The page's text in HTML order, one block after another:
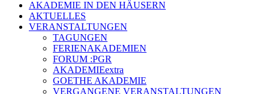
AKADEMIE IN DEN HÄUSERN
AKTUELLES
VERANSTALTUNGEN
TAGUNGEN
FERIENAKADEMIEN
FORUM :PGR
AKADEMIEextra
GOETHE AKADEMIE
VERGANGENE VERANSTALTUNGEN